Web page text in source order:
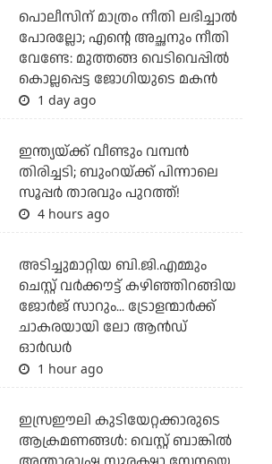
പൊലീസിന് മാത്രം നീതി ലഭിച്ചാല്‍
പോരല്ലോ; എന്റെ അച്ഛനും നീതി
വേണ്ടേ: മുത്തങ്ങ വെടിവെപ്പില്‍
കൊല്ലപ്പെട്ട ജോഗിയുടെ മകന്‍
1 day ago
ഇന്ത്യയ്ക്ക് വീണ്ടും വമ്പന്‍
തിരിച്ചടി; ബുംറയ്ക്ക് പിന്നാലെ
സൂപ്പര്‍ താരവും പുറത്ത്!
4 hours ago
അടിച്ചുമാറ്റിയ ബി.ജി.എമ്മും
ചെസ്റ്റ് വര്‍ക്കൗട്ട് കഴിഞ്ഞിറങ്ങിയ
ജോര്‍ജ് സാറും... ട്രോളന്മാര്‍ക്ക്
ചാകരയായി ലോ ആന്‍ഡ്
ഓര്‍ഡര്‍
1 hour ago
ഇസ്രഈലി കുടിയേറ്റക്കാരുടെ
ആക്രമണങ്ങള്‍: വെസ്റ്റ് ബാങ്കില്‍